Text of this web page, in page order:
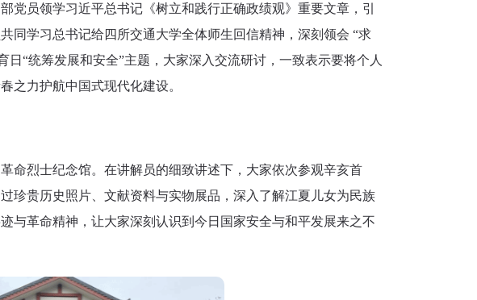
党员领学习近平总书记《树立和践行正确政绩观》重要文章，引
同学习总书记给四所交通大学全体师生回信精神，深刻领会 “求
“统筹发展和安全”主题，大家深入交流研讨，一致表示要将个人
之力护航中国式现代化建设。
命烈士纪念馆。在讲解员的细致讲述下，大家依次参观辛亥首
珍贵历史照片、文献资料与实物展品，深入了解江夏儿女为民族
与革命精神，让大家深刻认识到今日国家安全与和平发展来之不